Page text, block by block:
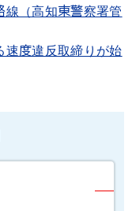
線（高知東警察署管
速度違反取締りが始